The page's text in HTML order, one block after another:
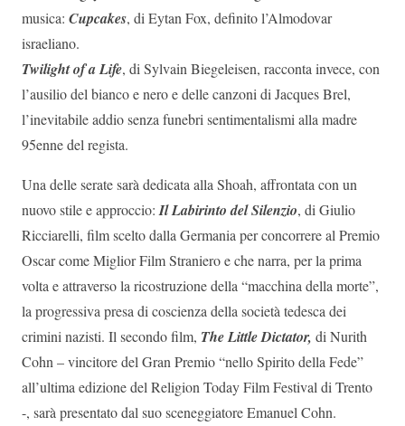
musica: Cupcakes, di Eytan Fox, definito l’Almodovar
israeliano.
Twilight of a Life, di Sylvain Biegeleisen, racconta invece, con
l’ausilio del bianco e nero e delle canzoni di Jacques Brel,
l’inevitabile addio senza funebri sentimentalismi alla madre
95enne del regista.
Una delle serate sarà dedicata alla Shoah, affrontata con un
nuovo stile e approccio: Il Labirinto del Silenzio, di Giulio
Ricciarelli, film scelto dalla Germania per concorrere al Premio
Oscar come Miglior Film Straniero e che narra, per la prima
volta e attraverso la ricostruzione della “macchina della morte”,
la progressiva presa di coscienza della società tedesca dei
crimini nazisti. Il secondo film, The Little Dictator, di Nurith
Cohn – vincitore del Gran Premio “nello Spirito della Fede”
all’ultima edizione del Religion Today Film Festival di Trento
-, sarà presentato dal suo sceneggiatore Emanuel Cohn.